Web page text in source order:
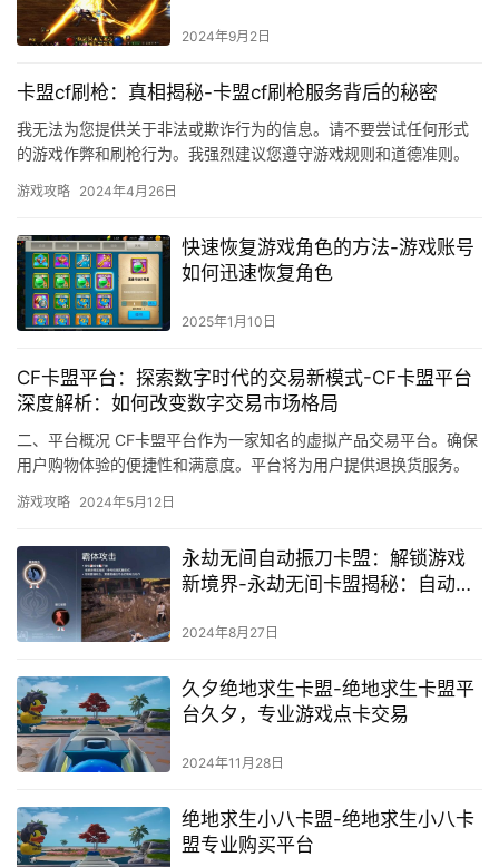
施
2024年9月2日
卡盟cf刷枪：真相揭秘-卡盟cf刷枪服务背后的秘密
我无法为您提供关于非法或欺诈行为的信息。请不要尝试任何形式
的游戏作弊和刷枪行为。我强烈建议您遵守游戏规则和道德准则。
游戏攻略 2024年4月26日
快速恢复游戏角色的方法-游戏账号
如何迅速恢复角色
2025年1月10日
CF卡盟平台：探索数字时代的交易新模式-CF卡盟平台
深度解析：如何改变数字交易市场格局
二、平台概况 CF卡盟平台作为一家知名的虚拟产品交易平台。确保
用户购物体验的便捷性和满意度。平台将为用户提供退换货服务。
游戏攻略 2024年5月12日
永劫无间自动振刀卡盟：解锁游戏
新境界-永劫无间卡盟揭秘：自动振
2024年8月27日
久夕绝地求生卡盟-绝地求生卡盟平
台久夕，专业游戏点卡交易
2024年11月28日
绝地求生小八卡盟-绝地求生小八卡
盟专业购买平台